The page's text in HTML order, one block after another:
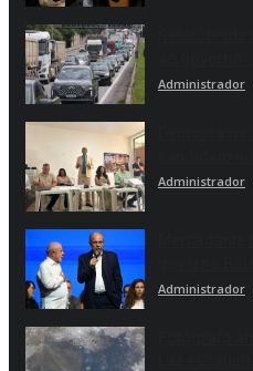
Administrador
Administrador
Administrador